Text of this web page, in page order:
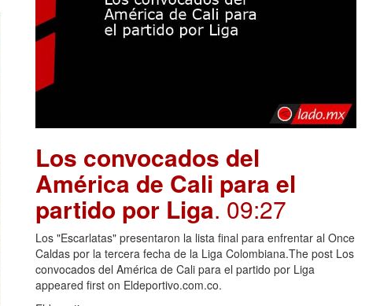
Los convocados del
América de Cali para el
partido por Liga. 09:27
Los "Escarlatas" presentaron la lista final para enfrentar al Once
Caldas por la tercera fecha de la Liga Colombiana.The post Los
convocados del América de Cali para el partido por Liga
appeared first on Eldeportivo.com.co.